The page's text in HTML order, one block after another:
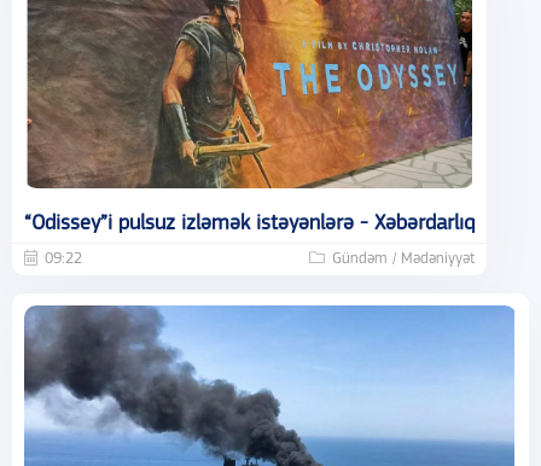
“Odissey”i pulsuz izləmək istəyənlərə - Xəbərdarlıq
09:22 Gündəm / Mədəniyyət